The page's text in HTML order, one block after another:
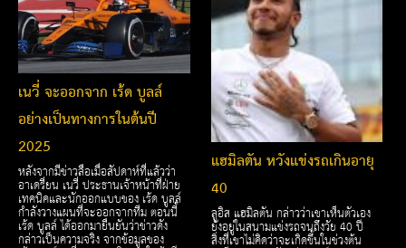
เนวี่ จะออกจาก เร้ด บูลล์
อย่างเป็นทางการในต้นปี
2025
หลังจากมีข่าวลือเมื่อสัปดาห์ที่แล้วว่า
อาเดรี่ยน เนวี่ ประธานเจ้าหน้าที่ฝ่าย
เทคนิคและนักออกแบบของ เร้ด บูลล์
กำลังวางแผนที่จะออกจากทีม ตอนนี้
เร้ด บูลล์ ได้ออกมายืนยันว่าข่าวดัง
กล่าวเป็นความจริง จากข้อมูลของ
แฮมิลตัน หวังแข่งรถเกินอายุ
40
ลูอิส แฮมิลตัน กล่าวว่าเขาเห็นตัวเอง
ยังอยู่ในสนามแข่งรถจนถึงวัย 40 ปี
สิ่งที่เขาไม่คิดว่าจะเกิดขึ้นในช่วงต้น